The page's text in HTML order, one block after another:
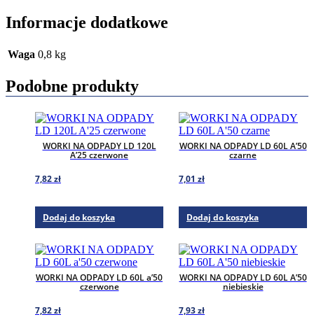
Informacje dodatkowe
Waga 0,8 kg
Podobne produkty
WORKI NA ODPADY LD 120L
A’25 czerwone
7,82zł
Dodaj do koszyka
WORKI NA ODPADY LD 60L A’50
czarne
7,01 zł
Dodaj do koszyka
WORKI NA ODPADY LD 60L a’50
czerwone
7,82zł
WORKI NA ODPADY LD 60L A’50
niebieskie
7,93zł